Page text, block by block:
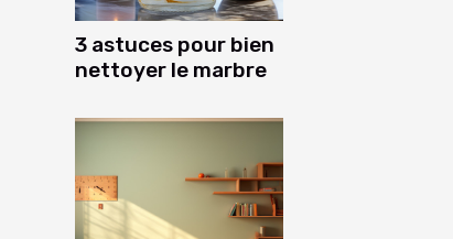
3 astuces pour bien
nettoyer le marbre